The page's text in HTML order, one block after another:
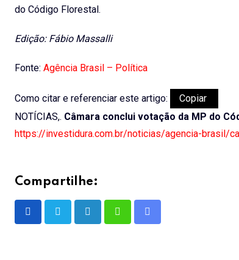
do Código Florestal.
Edição: Fábio Massalli
Fonte: Agência Brasil – Política
Como citar e referenciar este artigo:
Copiar
NOTÍCIAS,. Câmara conclui votação da MP do
https://investidura.com.br/noticias/agencia-brasil/
Compartilhe:
LinkedInWhatsappShare